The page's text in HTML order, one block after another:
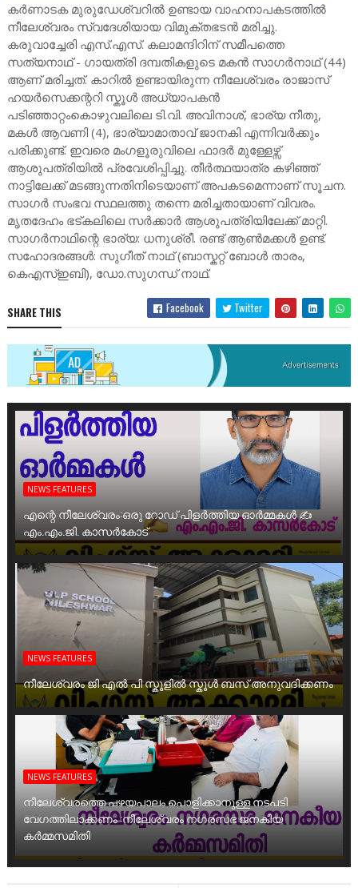
കർണാടക മുരുഡേശ്വറിൽ ഉണ്ടായ വാഹനാപകടത്തിൽ
നീലേശ്വരം സ്വദേശിയായ വിമുക്തഭടൻ മരിച്ചു.
കരുവാച്ചേരി എസ്.എസ്. കലാമന്ദിറിന് സമീപത്തെ
സത്യനാഥ് - ഗായത്രി ദമ്പതികളുടെ മകൻ സാഗർനാഥ് (44)
ആണ് മരിച്ചത്. കാറിൽ ഉണ്ടായിരുന്ന നീലേശ്വരം രാജാസ്
ഹയർസെക്കന്ററി സ്കൂൾ അധ്യാപകൻ
പടിഞ്ഞാറ്റംകൊഴുവലിലെ ടി.വി. അവിനാശ്, ഭാര്യ നീതു,
മകൾ ആവണി (4), ഭാര്യാമാതാവ് ജാനകി എന്നിവർക്കും
പരിക്കുണ്ട്. ഇവരെ മംഗളൂരുവിലെ ഫാദർ മുള്ളേഴ്സ്
ആശുപത്രിയിൽ പ്രവേശിപ്പിച്ചു. തീർത്ഥയാത്ര കഴിഞ്ഞ്
നാട്ടിലേക്ക് മടങ്ങുന്നതിനിടെയാണ് അപകടമെന്നാണ് സൂചന.
സാഗർ സംഭവ സ്ഥലത്തു തന്നെ മരിച്ചതായാണ് വിവരം.
മൃതദേഹം ഭട്കലിലെ സർക്കാർ ആശുപത്രിയിലേക്ക് മാറ്റി.
സാഗർനാഥിന്റെ ഭാര്യ: ധനുശ്രീ. രണ്ട് ആൺമക്കൾ ഉണ്ട്.
സഹോദരങ്ങൾ: സുഗീത് നാഥ് (ബാസ്കറ്റ് ബോൾ താരം,
കെഎസ്ഇബി), ഡോ.സുഗന്ധ് നാഥ്.
SHARE THIS Facebook Twitter
NEWS FEATURES
എന്റെ നീലേശ്വരം:ഒരു റോഡ് പിളർത്തിയ ഓർമ്മകൾ ✍️
എം.എം.ജി. കാസർകോട്
NEWS FEATURES
നീലേശ്വരം ജി എൽ പി സ്കൂളിൽ സ്കൂൾ ബസ് അനുവദിക്കണം
NEWS FEATURES
നീലേശ്വരത്തെ പഴയപാലം പൊളിക്കാനുള്ള നടപടി
വേഗത്തിലാക്കണം :നീലേശ്വരം നഗരസഭ ജനകീയ
കർമ്മസമിതി